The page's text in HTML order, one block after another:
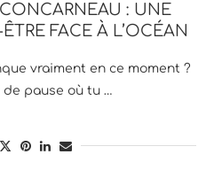
: UNE
FACE À L’OCÉAN
vraiment en ce moment ?
de pause où tu …